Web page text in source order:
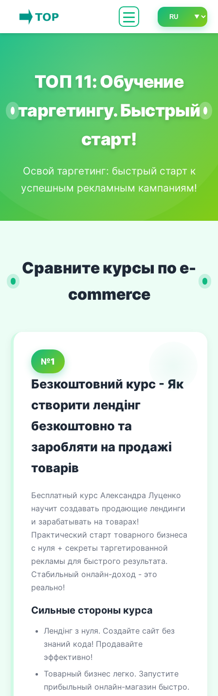
ТОП 11: Обучение
таргетингу. Быстрый
старт!
Освой таргетинг: быстрый старт к
успешным рекламным кампаниям!
Сравните курсы по e-
commerce
№1
Безкоштовний курс - Як
створити лендінг
безкоштовно та
заробляти на продажі
товарів
Бесплатный курс Александра Луценко
научит создавать продающие лендинги
и зарабатывать на товарах!
Практический старт товарного бизнеса
с нуля + секреты таргетированной
рекламы для быстрого результата.
Стабильный онлайн-доход - это
реально!
Сильные стороны курса
Лендінг з нуля. Создайте сайт без
знаний кода! Продавайте
эффективно!
Товарный бизнес легко. Запустите
прибыльный онлайн-магазин быстро.